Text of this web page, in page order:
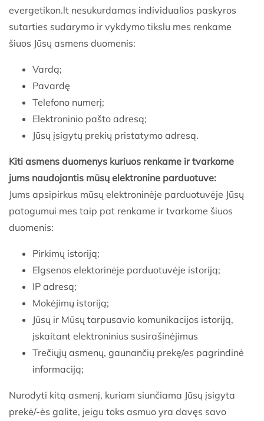
evergetikon.lt nesukurdamas individualios paskyros
sutarties sudarymo ir vykdymo tikslu mes renkame
šiuos Jūsų asmens duomenis:
Vardą;
Pavardę
Telefono numerį;
Elektroninio pašto adresą;
Jūsų įsigytų prekių pristatymo adresą.
Kiti asmens duomenys kuriuos renkame ir tvarkome
jums naudojantis mūsų elektronine parduotuve:
Jums apsipirkus mūsų elektroninėje parduotuvėje Jūsų
patogumui mes taip pat renkame ir tvarkome šiuos
duomenis:
Pirkimų istoriją;
Elgsenos elektorinėje parduotuvėje istoriją;
IP adresą;
Mokėjimų istoriją;
Jūsų ir Mūsų tarpusavio komunikacijos istoriją,
įskaitant elektroninius susirašinėjimus
Trečiųjų asmenų, gaunančių prekę/es pagrindinė
informaciją;
Nurodyti kitą asmenį, kuriam siunčiama Jūsų įsigyta
prekė/-ės galite, jeigu toks asmuo yra davęs savo